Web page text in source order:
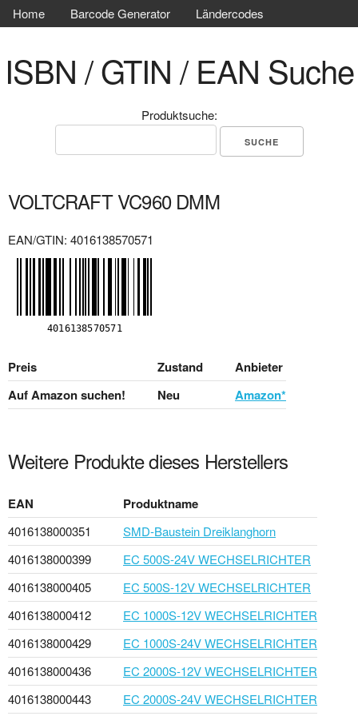
Home Barcode Generator Ländercodes
ISBN / GTIN / EAN Suche
Produktsuche:
VOLTCRAFT VC960 DMM
EAN/GTIN: 4016138570571
Preis Zustand
Anbieter
Auf Amazon suchen!
Neu Amazon*
Weitere Produkte dieses Herstellers
EAN Produktname
4016138000351
SMD-Baustein Dreiklanghorn
4016138000399
EC 500S-24V WECHSELRICHTER
4016138000405
EC 500S-12V WECHSELRICHTER
4016138000412
EC 1000S-12V WECHSELRICHTER
4016138000429
EC 1000S-24V WECHSELRICHTER
4016138000436
EC 2000S-12V WECHSELRICHTER
4016138000443
EC 2000S-24V WECHSELRICHTER